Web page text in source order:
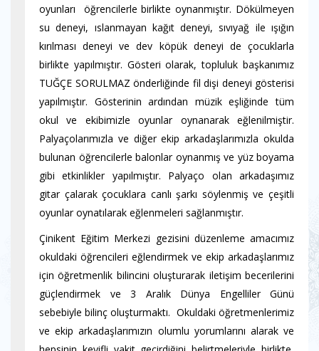
oyunları öğrencilerle birlikte oynanmıştır. Dökülmeyen
su deneyi, ıslanmayan kağıt deneyi, sıvıyağ ile ışığın
kırılması deneyi ve dev köpük deneyi de çocuklarla
birlikte yapılmıştır. Gösteri olarak, topluluk başkanımız
TUĞÇE SORULMAZ önderliğinde fil dişi deneyi gösterisi
yapılmıştır. Gösterinin ardından müzik eşliğinde tüm
okul ve ekibimizle oyunlar oynanarak eğlenilmiştir.
Palyaçolarımızla ve diğer ekip arkadaşlarımızla okulda
bulunan öğrencilerle balonlar oynanmış ve yüz boyama
gibi etkinlikler yapılmıştır. Palyaço olan arkadaşımız
gitar çalarak çocuklara canlı şarkı söylenmiş ve çeşitli
oyunlar oynatılarak eğlenmeleri sağlanmıştır.
Çinikent Eğitim Merkezi gezisini düzenleme amacımız
okuldaki öğrencileri eğlendirmek ve ekip arkadaşlarımız
için öğretmenlik bilincini oluşturarak iletişim becerilerini
güçlendirmek ve 3 Aralık Dünya Engelliler Günü
sebebiyle bilinç oluşturmaktı. Okuldaki öğretmenlerimiz
ve ekip arkadaşlarımızın olumlu yorumlarını alarak ve